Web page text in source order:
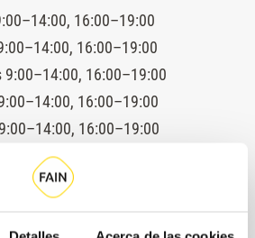
16:00–19:00
16:00–19:00
9:00–14:00, 16:00–19:00
16:00–19:00
16:00–19:00
técnico 24 horas